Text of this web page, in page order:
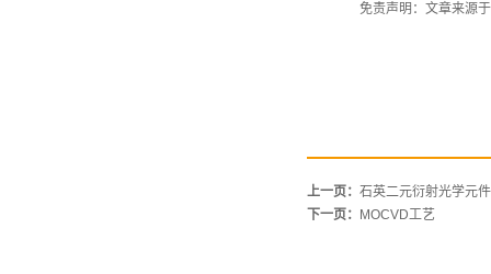
免责声明：文章来源
上一页： 石英二元衍射光学元
下一页：
MOCVD工艺